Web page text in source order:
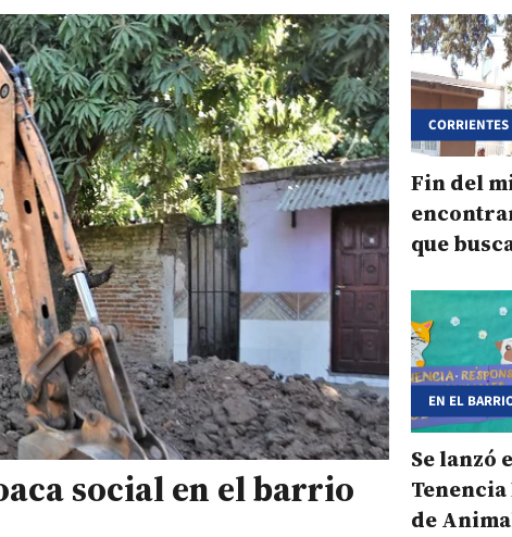
social en el barrio
CORRIENTES
Fin del
que
EN EL
Se lanzó
de